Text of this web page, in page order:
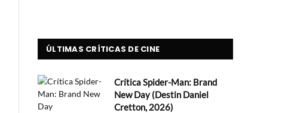
ÚLTIMAS CRÍTICAS DE CINE
Crítica Spider-Man: Brand
New Day (Destin Daniel
Cretton, 2026)